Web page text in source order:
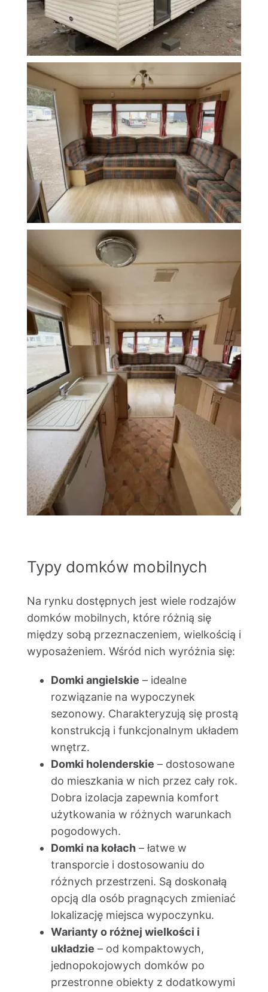
Typy domków mobilnych
Na rynku dostępnych jest wiele rodzajów
domków mobilnych, które różnią się
między sobą przeznaczeniem, wielkością i
wyposażeniem. Wśród nich wyróżnia się:
Domki angielskie – idealne
rozwiązanie na wypoczynek
sezonowy. Charakteryzują się prostą
konstrukcją i funkcjonalnym układem
wnętrz.
Domki holenderskie – dostosowane
do mieszkania w nich przez cały rok.
Dobra izolacja zapewnia komfort
użytkowania w różnych warunkach
pogodowych.
Domki na kołach– łatwe w
transporcie i dostosowaniu do
różnych przestrzeni. Są doskonałą
opcją dla osób pragnących zmieniać
lokalizację miejsca wypoczynku.
Warianty o różnej wielkości i
układzie – od kompaktowych,
jednopokojowych domków po
przestronne obiekty z dodatkowymi